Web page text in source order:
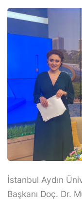
İstanbul Aydın
Başkanı Doç. Dr.